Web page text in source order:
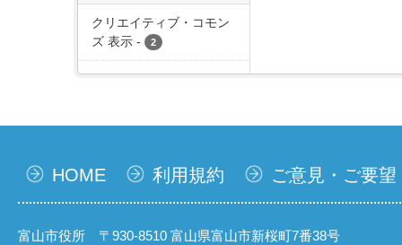
クリエイティブ・コモン
ズ 表示 - 2
HOME 利用規約 ご意見・ご要望
富山市役所 〒930-8510 富山県富山市新桜町7番38号